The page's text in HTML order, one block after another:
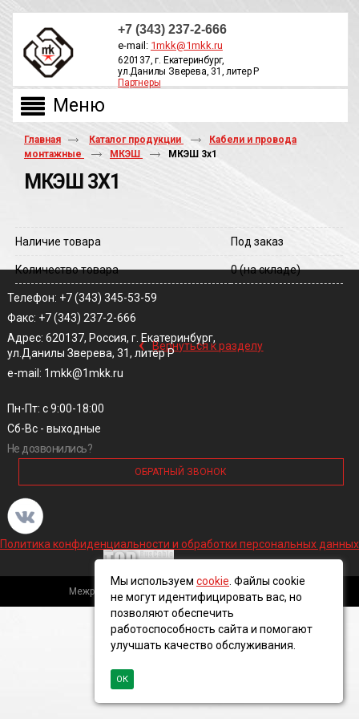
+7 (343) 237-2-666
e-mail: 1mkk@1mkk.ru
620137, г. Екатеринбург,
ул.Данилы Зверева, 31, литер Р
Партнеры
Главная Каталог продукции
Кабели и провода
монтажные
МКЭШ МКЭШ 3х1
МКЭШ 3Х1
Наличие товара Под заказ
Количество товара 0(на складе)
‹ Вернуться к разделу
Телефон: +7 (343) 345-53-59
Факс: +7 (343) 237-2-666
Адрес: 620137, Россия, г. Екатеринбург,
ул.Данилы Зверева, 31, литер Р
e-mail: 1mkk@1mkk.ru
Пн-Пт: с 9:00-18:00
Сб-Вс - выходные
Не дозвонились?
ОБРАТНЫЙ ЗВОНОК
Политика конфиденциальности и обработки персональных данных
Межрегиональная кабельная компания, 2016 ©
Мы используем cookie . Файлы cookie
не могут идентифицировать вас, но
позволяют обеспечить
работоспособность сайта и помогают
улучшать качество обслуживания.
ОК